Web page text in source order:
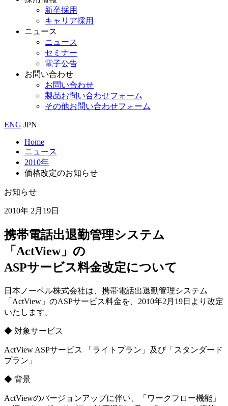
新卒採用
キャリア採用
ニュース
ニュース
セミナー
電子公告
お問い合わせ
お問い合わせ
製品お問い合わせフォーム
その他お問い合わせフォーム
ENG JPN
Home
ニュース
2010年
価格改定のお知らせ
お知らせ
2010年 2月19日
携帯電話出退勤管理システム
「ActView」の
ASPサービス料金改定について
日本ノーベル株式会社は、携帯電話出退勤管理システム
「ActView」のASPサービス料金を、2010年2月19日より改定
いたします。
◆ 対象サービス
ActView ASPサービス 「ライトプラン」及び「スタンダード
プラン」
◆ 背景
ActViewのバージョンアップに伴い、「ワークフロー機能」